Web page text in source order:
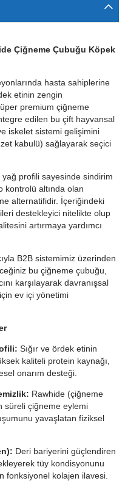
Çiğneme Çubuğu Köpek
hasta sahiplerine
etinin zengin
premium çiğneme
edilen bu çift hayvansal
iskelet sistemi gelişimini
kabulü) sağlayarak seçici
yağ profili sayesinde sindirim
kontrolü altında olan
alternatifidir. İçeriğindeki
destekleyici nitelikte olup
artırmaya yardımcı
B2B sistemimiz üzerinden
bu çiğneme çubuğu,
karşılayarak davranışsal
ev içi yönetimi
Sığır ve ördek etinin
kaliteli protein kaynağı,
onarım desteği.
Rawhide (çiğneme
süreli çiğneme eylemi
yavaşlatan fiziksel
Deri bariyerini güçlendiren
tüy kondisyonunu
fonksiyonel kolajen ilavesi.